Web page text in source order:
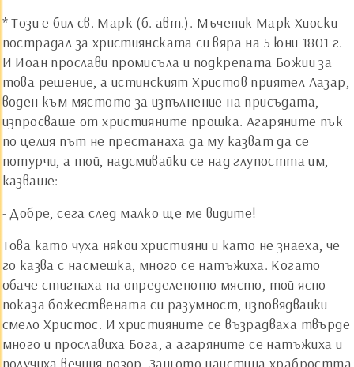
* Този е бил св. Марк (б. авт.). Мъченик Марк Хиоски
пострадал за християнската си вяра на 5 юни 1801 г.
И Иоан прослави промисъла и подкрепата Божии за
това решение, а истинският Христов приятел Лазар,
воден към мястото за изпълнение на присъдата,
изпросваше от християните прошка. Агаряните пък
по целия път не престанаха да му казват да се
потурчи, а той, надсмивайки се над глупостта им,
казваше:
- Добре, сега след малко ще ме видите!
Това като чуха някои християни и като не знаеха, че
го казва с насмешка, много се натъжиха. Когато
обаче стигнаха на определеното място, той ясно
показа божествената си разумност, изповядвайки
смело Христос. И християните се възрадваха твърде
много и прославиха Бога, а агаряните се натъжиха и
получиха вечния позор. Защото наистина храбростта